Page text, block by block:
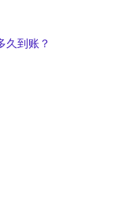
久到账？